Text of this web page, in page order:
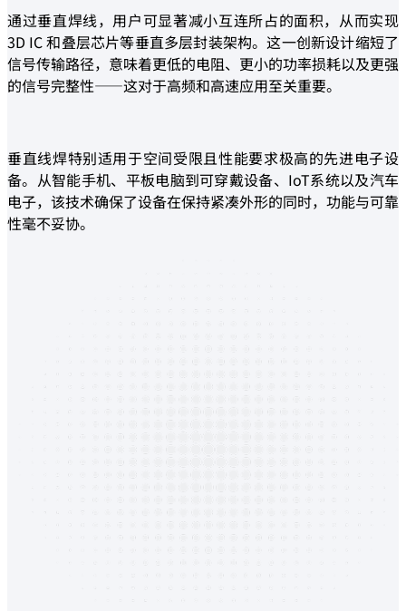
通过垂直焊线，用户可显著减小互连所占的面积，从而实现
3D IC 和叠层芯片等垂直多层封装架构。这一创新设计缩短了
信号传输路径，意味着更低的电阻、更小的功率损耗以及更强
的信号完整性——这对于高频和高速应用至关重要。
垂直线焊特别适用于空间受限且性能要求极高的先进电子设
备。从智能手机、平板电脑到可穿戴设备、IoT系统以及汽车
电子，该技术确保了设备在保持紧凑外形的同时，功能与可靠
性毫不妥协。